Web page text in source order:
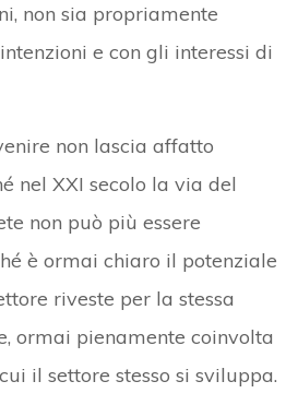
non sia propriamente
e con gli interessi di
non lascia affatto
nel XXI secolo la via del
non può più essere
è ormai chiaro il potenziale
riveste per la stessa
ormai pienamente coinvolta
il settore stesso si sviluppa.